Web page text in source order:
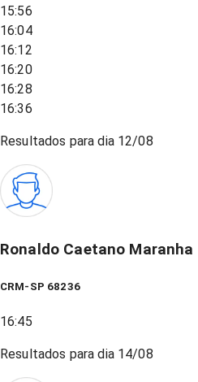
15:56
16:04
16:12
16:20
16:28
16:36
Resultados para dia 12/08
Ronaldo Caetano Maranha
CRM-SP 68236
16:45
Resultados para dia 14/08